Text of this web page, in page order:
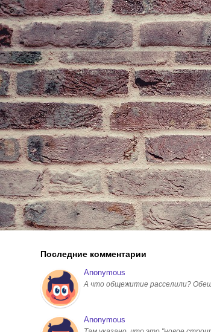
Последние комментарии
Anonymous
А что общежитие расселили?
Anonymous